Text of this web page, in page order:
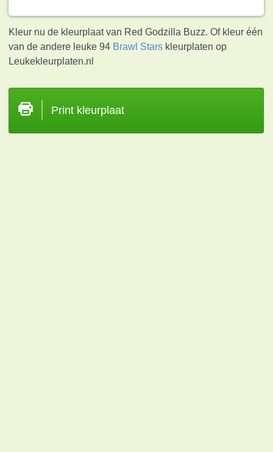
Kleur nu de kleurplaat van Red Godzilla Buzz. Of kleur één
van de andere leuke 94 Brawl Stars kleurplaten op
Leukekleurplaten.nl
Print kleurplaat